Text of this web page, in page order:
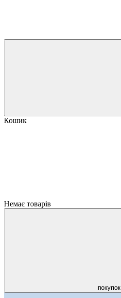
Кошик
Немає товарів
покупок